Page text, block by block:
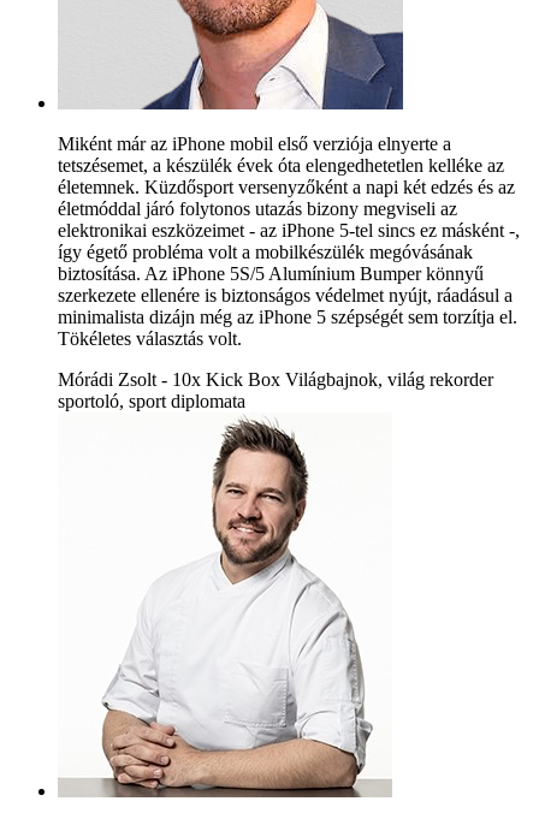
Miként már az iPhone mobil első verziója elnyerte a
tetszésemet, a készülék évek óta elengedhetetlen kelléke az
életemnek. Küzdősport versenyzőként a napi két edzés és az
életmóddal járó folytonos utazás bizony megviseli az
elektronikai eszközeimet - az iPhone 5-tel sincs ez másként -,
így égető probléma volt a mobilkészülék megóvásának
biztosítása. Az iPhone 5S/5 Alumínium Bumper könnyű
szerkezete ellenére is biztonságos védelmet nyújt, ráadásul a
minimalista dizájn még az iPhone 5 szépségét sem torzítja el.
Tökéletes választás volt.
Mórádi Zsolt - 10x Kick Box Világbajnok, világ rekorder
sportoló, sport diplomata